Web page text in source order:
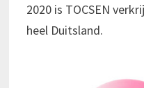
2020 is TOCSEN
heel Duitsland.